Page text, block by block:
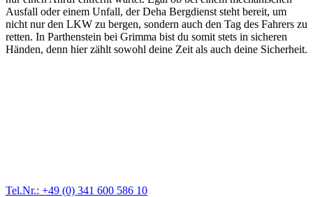
Ausfall oder einem Unfall, der Deha Bergdienst steht bereit, um
nicht nur den LKW zu bergen, sondern auch den Tag des Fahrers zu
retten. In Parthenstein bei Grimma bist du somit stets in sicheren
Händen, denn hier zählt sowohl deine Zeit als auch deine Sicherheit.
Tel.Nr.: +49 (0) 341 600 586 10